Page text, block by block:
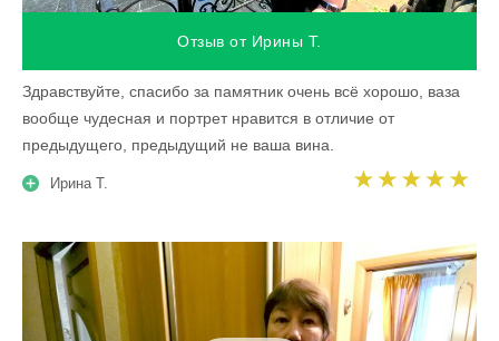
Отзыв от Ирины Т.
Здравствуйте, спасибо за памятник очень всё хорошо, ваза
вообще чудесная и портрет нравится в отличие от
предыдущего, предыдущий не ваша вина.
Ирина Т.